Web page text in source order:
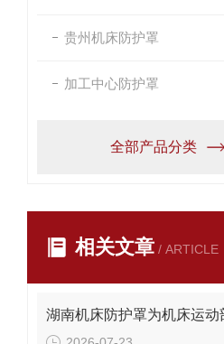
贵州机床防护罩
加工中心防护罩
全部产品分类
相关文章 / ARTICLE